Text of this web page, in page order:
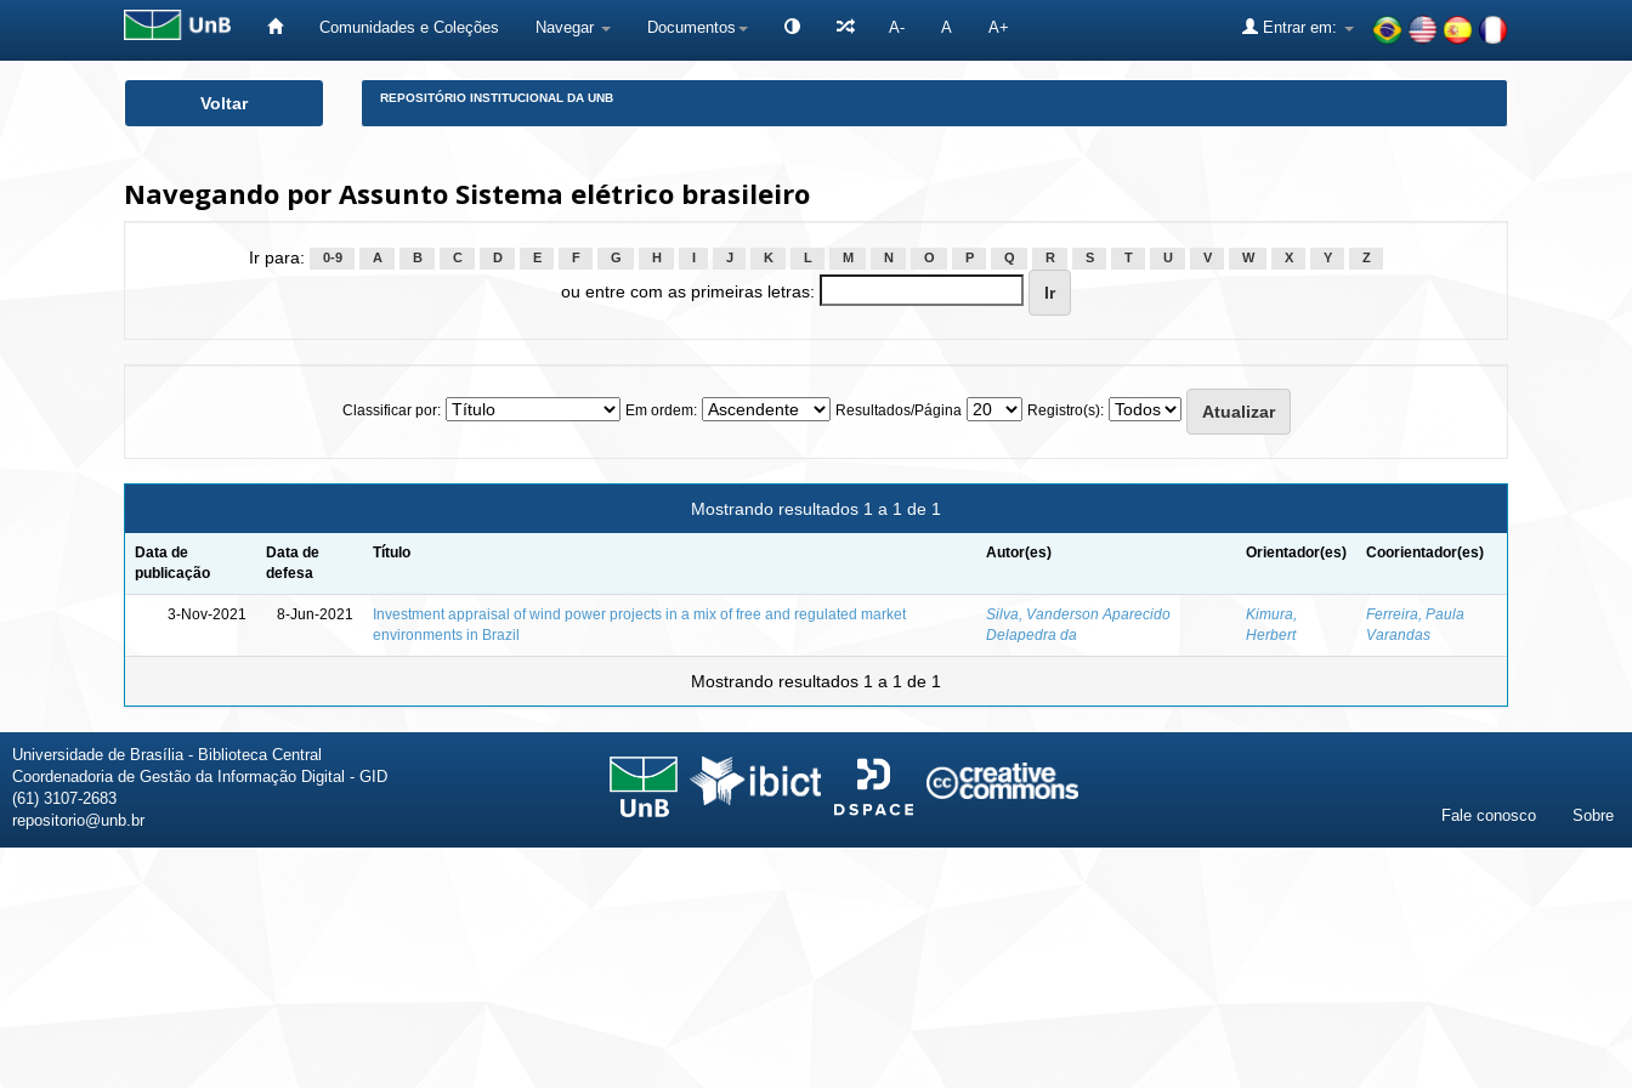
Comunidades e Coleções Navegar Documentos A- A A+ Entrar em:
Voltar REPOSITÓRIO INSTITUCIONAL DA UNB
Navegando por Assunto Sistema elétrico brasileiro
Ir para: 0-9 A B C D E F G H J K L M N O P Q R S T U V W X Y Z
ou entre com as primeiras letras:
Classificar por: Em ordem: Resultados/Página Registro(s):
Mostrando resultados 1 a 1 de 1
Data de
publicação
Data de
defesa
Título Autor(es) Orientador(es) Coorientador(es)
3-Nov-2021 8-Jun-2021
Investment appraisal of wind power projects in a mix of free and regulated market
environments in Brazil
Silva, Vanderson Aparecido
Delapedra da
Kimura,
Herbert
Ferreira, Paula
Varandas
Mostrando resultados 1 a 1 de 1
Universidade de Brasília - Biblioteca Central
Coordenadoria de Gestão da Informação Digital - GID
(61) 3107-2683
repositorio@unb.br
Fale conosco Sobre